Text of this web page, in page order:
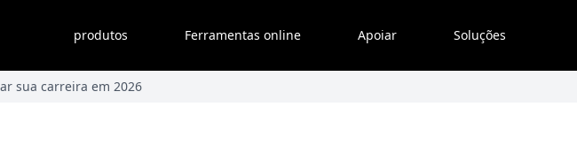
produtos Ferramentas online Apoiar Soluções
sua carreira em 2026